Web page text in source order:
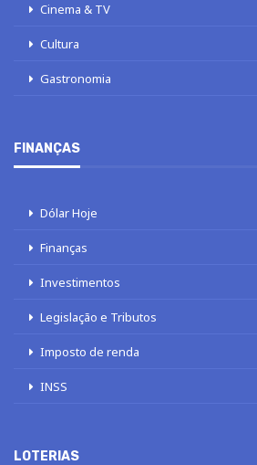
Cinema & TV
Cultura
Gastronomia
FINANÇAS
Dólar Hoje
Finanças
Investimentos
Legislação e Tributos
Imposto de renda
INSS
LOTERIAS